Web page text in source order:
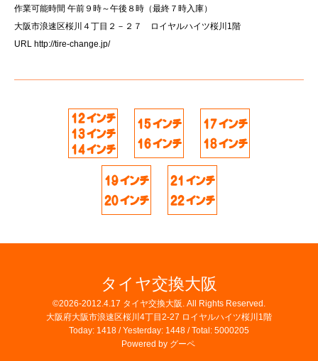
作業可能時間 午前９時～午後８時（最終７時入庫）
大阪市浪速区桜川４丁目２－２７ ロイヤルハイツ桜川1階
URL http://tire-change.jp/
タイヤ交換大阪
©2026-2012.4.17 タイヤ交換大阪 . All Rights Reserved.
大阪府大阪市浪速区桜川4丁目2-27 ロイヤルハイツ桜川1階
Today: 1418 / Yesterday: 1448 / Total: 5000205
Powered by グーペ